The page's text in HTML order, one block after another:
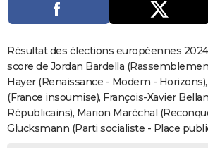
Dictionnaire
Biographies
Citations
Expressions
Proverbes
PROGRAMME TV
COPAINS D'AVANT
S'inscrire
Se connecter
Lycées
Collèges
Primaires
Universités
Entreprises
Service militaire
Avis de recherche
AVIS DE DÉCÈS
FORUM
Résultat des élections européennes 2024
score de Jordan Bardella
Hayer (Renaissance - Modem -
(France insoumise), François-Xavier
Républicains), Marion Maréchal
Glucksmann (Parti socialiste - Place